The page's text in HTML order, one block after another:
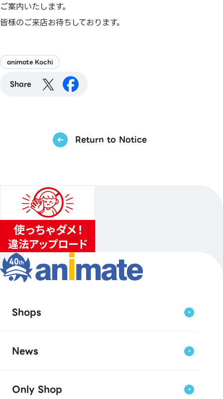
ご案内いたします。
皆様のご来店お待ちしております。
animate Kochi
Share
Return to Notice
Shops
News
Only Shop